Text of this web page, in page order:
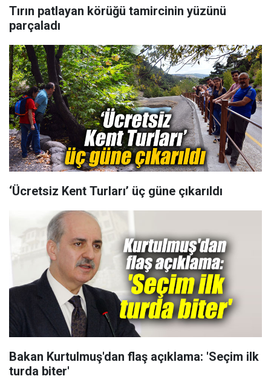
Tırın patlayan körüğü tamircinin yüzünü
parçaladı
‘Ücretsiz Kent Turları’ üç güne çıkarıldı
Bakan Kurtulmuş'dan flaş açıklama: 'Seçim ilk
turda biter'